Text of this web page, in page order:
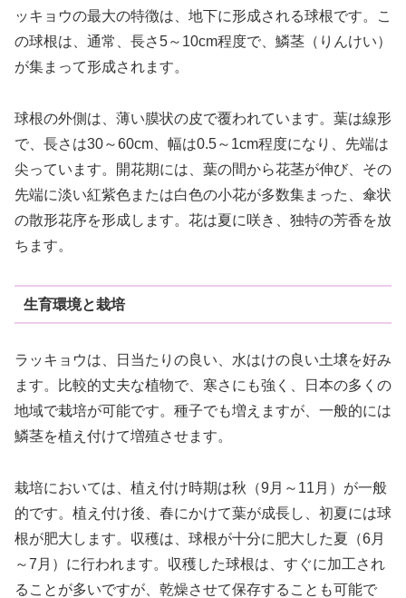
ッキョウの最大の特徴は、地下に形成される球根です。こ
の球根は、通常、長さ5～10cm程度で、鱗茎（りんけい）
が集まって形成されます。
球根の外側は、薄い膜状の皮で覆われています。葉は線形
で、長さは30～60cm、幅は0.5～1cm程度になり、先端は
尖っています。開花期には、葉の間から花茎が伸び、その
先端に淡い紅紫色または白色の小花が多数集まった、傘状
の散形花序を形成します。花は夏に咲き、独特の芳香を放
ちます。
生育環境と栽培
ラッキョウは、日当たりの良い、水はけの良い土壌を好み
ます。比較的丈夫な植物で、寒さにも強く、日本の多くの
地域で栽培が可能です。種子でも増えますが、一般的には
鱗茎を植え付けて増殖させます。
栽培においては、植え付け時期は秋（9月～11月）が一般
的です。植え付け後、春にかけて葉が成長し、初夏には球
根が肥大します。収穫は、球根が十分に肥大した夏（6月
～7月）に行われます。収穫した球根は、すぐに加工され
ることが多いですが、乾燥させて保存することも可能で